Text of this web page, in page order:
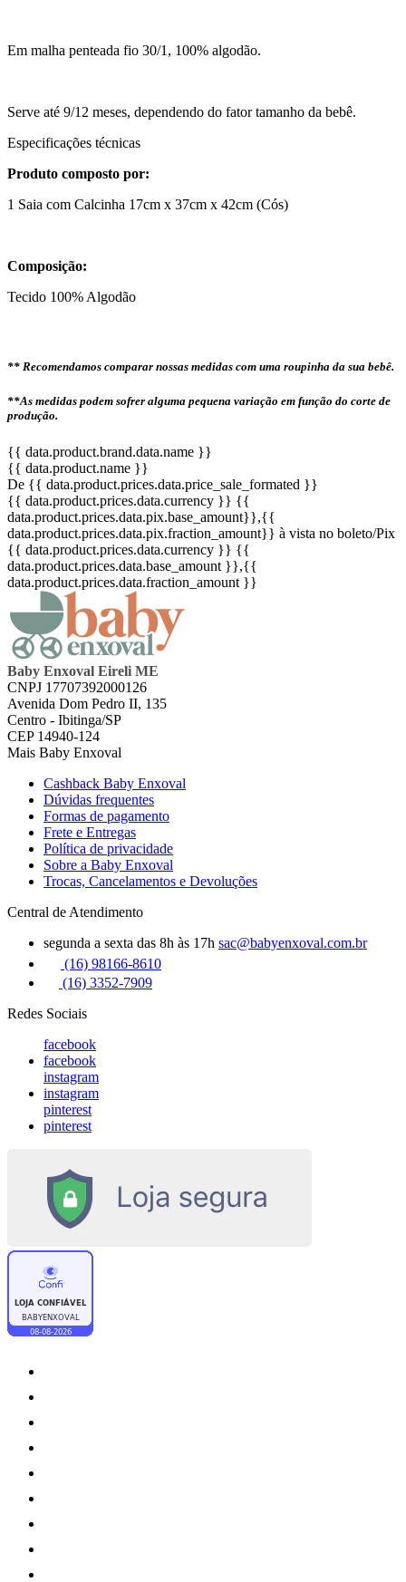
Em malha penteada fio 30/1, 100% algodão.
Serve até 9/12 meses, dependendo do fator tamanho da bebê.
Especificações técnicas
Produto composto por:
1 Saia com Calcinha 17cm x 37cm x 42cm (Cós)
Composição:
Tecido 100% Algodão
** Recomendamos comparar nossas medidas com uma roupinha da sua bebê.
**As medidas podem sofrer alguma pequena variação em função do corte de
produção.
{{ data.product.brand.data.name }}
{{ data.product.name }}
De {{ data.product.prices.data.price_sale_formated }}
{{ data.product.prices.data.currency }} {{
data.product.prices.data.pix.base_amount}},{{
data.product.prices.data.pix.fraction_amount}} à vista no boleto/Pix
{{ data.product.prices.data.currency }} {{
data.product.prices.data.base_amount }},{{
data.product.prices.data.fraction_amount }}
Baby Enxoval Eireli ME
CNPJ 17707392000126
Avenida Dom Pedro II, 135
Centro - Ibitinga/SP
CEP 14940-124
Mais Baby Enxoval
Cashback Baby Enxoval
Dúvidas frequentes
Formas de pagamento
Frete e Entregas
Política de privacidade
Sobre a Baby Enxoval
Trocas, Cancelamentos e Devoluções
Central de Atendimento
segunda a sexta das 8h às 17h sac@babyenxoval.com.br
(16) 98166-8610
(16) 3352-7909
Redes Sociais
facebook
facebook
instagram
instagram
pinterest
pinterest